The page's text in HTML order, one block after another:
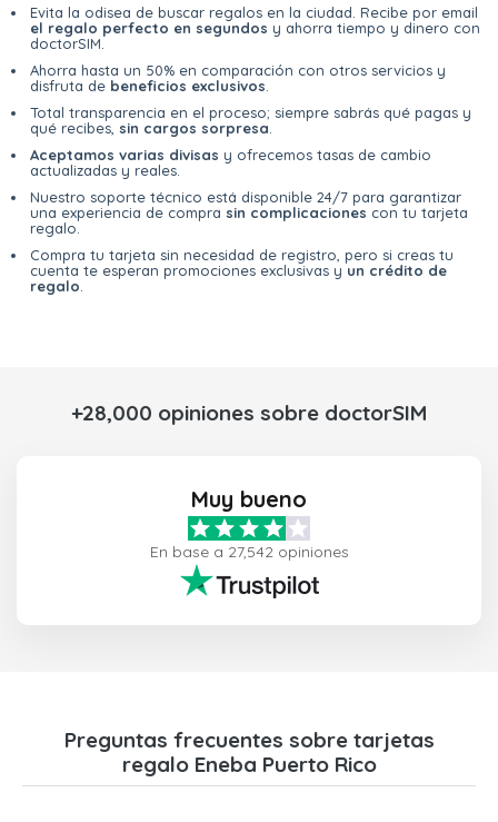
Evita la odisea de buscar regalos en la ciudad. Recibe por email
el regalo perfecto en segundos y ahorra tiempo y dinero con
doctorSIM.
Ahorra hasta un 50% en comparación con otros servicios y
disfruta de beneficios exclusivos
Total transparencia en el proceso; siempre sabrás qué pagas y
qué recibes, sin cargos sorpresa
Aceptamos varias divisas y ofrecemos tasas de cambio
actualizadas y reales.
Nuestro soporte técnico está disponible 24/7 para garantizar
una experiencia de compra sin complicaciones con tu tarjeta
regalo.
Compra tu tarjeta sin necesidad de registro, pero si creas tu
cuenta te esperan promociones exclusivas y un crédito de
regalo
+28,000 opiniones sobre doctorSIM
Muy bueno
En base a 27,542 opiniones
Preguntas frecuentes sobre tarjetas
regalo Eneba Puerto Rico